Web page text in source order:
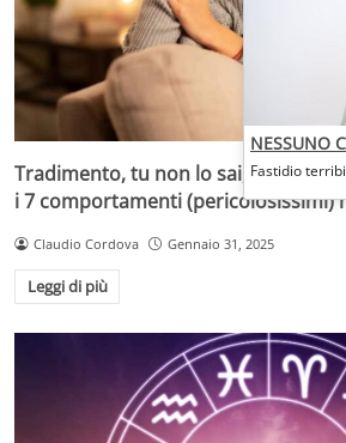
Tradimento, tu non lo sai, ma anche
i 7 comportamenti (pericolosissimi)
Claudio Cordova Gennaio 31, 2025
Leggi di più
NESSUNO
Fastidio